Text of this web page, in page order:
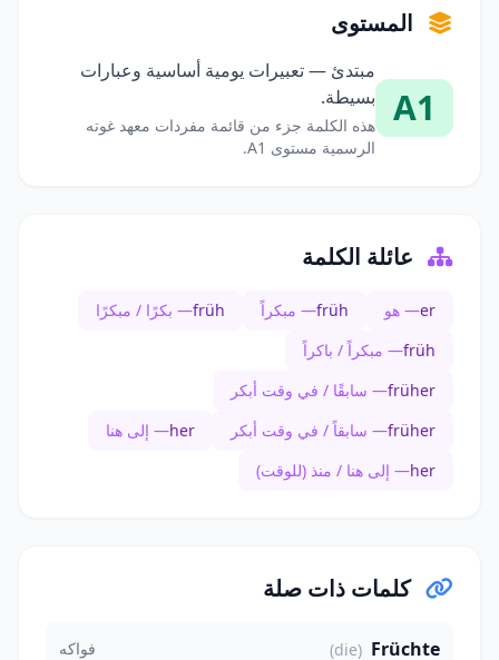
المستوى
A1
مبتدئ — تعبيرات يومية أساسية وعبارات
بسيطة.
هذه الكلمة جزء من قائمة مفردات معهد غوته
الرسمية مستوى A1.
عائلة الكلمة
er— هو früh— مبكراً früh— بكرًا / مبكرًا
früh— مبكراً / باكراً
früher— سابقًا / في وقت أبكر
früher— سابقاً / في وقت أبكر her— إلى هنا
her— إلى هنا / منذ (للوقت)
كلمات ذات صلة
Früchte
(die) فواكه